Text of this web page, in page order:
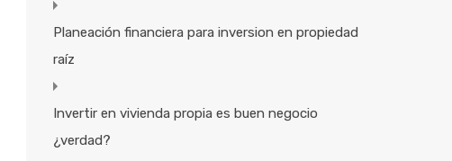
Planeación financiera para inversion en propiedad
raíz
Invertir en vivienda propia es buen negocio
¿verdad?